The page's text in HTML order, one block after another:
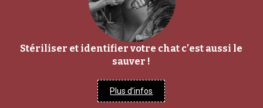
Stériliser et identifier votre chat c’est aussi le
sauver !
Plus d’infos